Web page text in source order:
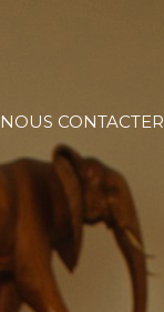
NOUS CONTACTER